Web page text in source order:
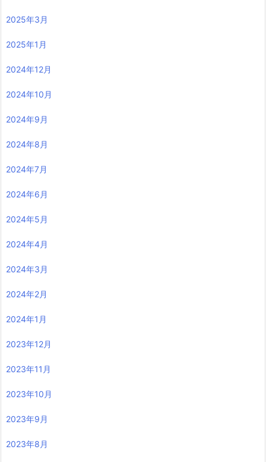
2025年3月
2025年1月
2024年12月
2024年10月
2024年9月
2024年8月
2024年7月
2024年6月
2024年5月
2024年4月
2024年3月
2024年2月
2024年1月
2023年12月
2023年11月
2023年10月
2023年9月
2023年8月